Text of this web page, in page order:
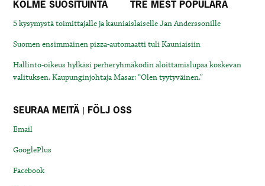
KOLME SUOSITUINTA TRE MEST POPULÄRA
5 kysymystä toimittajalle ja kauniaislaiselle Jan Anderssonille
Suomen ensimmäinen pizza-automaatti tuli Kauniaisiin
Hallinto-oikeus hylkäsi perheryhmäkodin aloittamislupaa koskevan
valituksen. Kaupunginjohtaja Masar: “Olen tyytyväinen.”
SEURAA MEITÄ | FÖLJ OSS
Email
GooglePlus
Facebook